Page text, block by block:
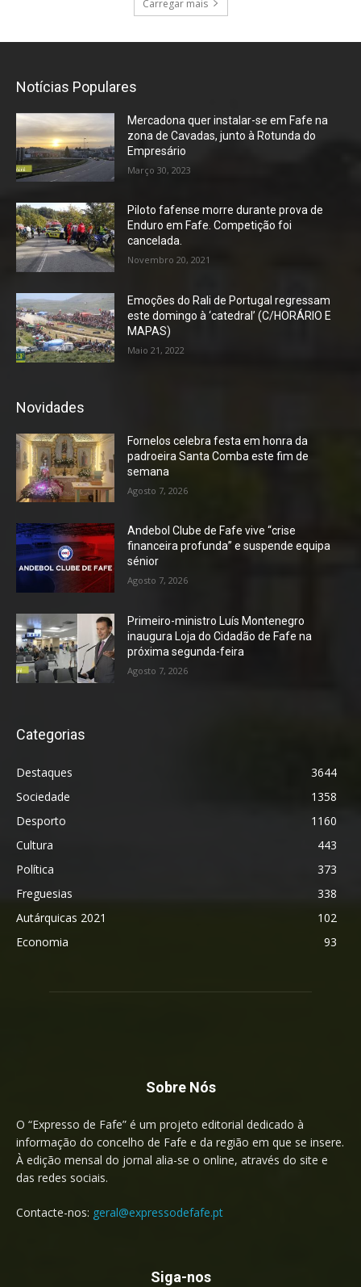
Carregar mais
Notícias Populares
Mercadona quer instalar-se em Fafe na
zona de Cavadas, junto à Rotunda do
Empresário
Março 30, 2023
Piloto fafense morre durante prova de
Enduro em Fafe. Competição foi
cancelada.
Novembro 20, 2021
Emoções do Rali de Portugal regressam
este domingo à ‘catedral’ (C/HORÁRIO E
MAPAS)
Maio 21, 2022
Novidades
Fornelos celebra festa em honra da
padroeira Santa Comba este fim de
semana
Agosto 7, 2026
Andebol Clube de Fafe vive “crise
financeira profunda” e suspende equipa
sénior
Agosto 7, 2026
Primeiro-ministro Luís Montenegro
inaugura Loja do Cidadão de Fafe na
próxima segunda-feira
Agosto 7, 2026
Categorias
Destaques
3644
Sociedade
1358
Desporto
1160
Cultura
443
Política
373
Freguesias
338
Autárquicas 2021
102
Economia
93
Sobre Nós
O “Expresso de Fafe” é um projeto editorial dedicado à
informação do concelho de Fafe e da região em que se insere.
À edição mensal do jornal alia-se o online, através do site e
das redes sociais.
Contacte-nos: geral@expressodefafe.pt
Siga-nos